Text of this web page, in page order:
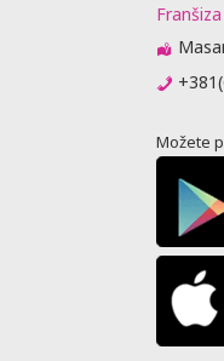
Franšiza
Možete